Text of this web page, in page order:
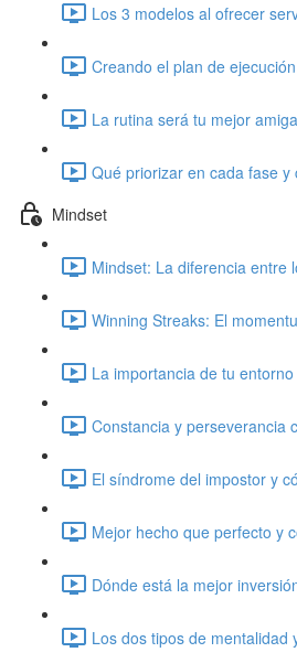
Los 3 modelos al ofrecer
Creando el plan de
La rutina será tu mejor
Qué priorizar en cada fase
Mindset
Mindset: La diferencia entre
Winning Streaks: El
La importancia de tu
Constancia y perseverancia
El síndrome del impostor y
Mejor hecho que perfecto y
Dónde está la mejor
Los dos tipos de mentalidad